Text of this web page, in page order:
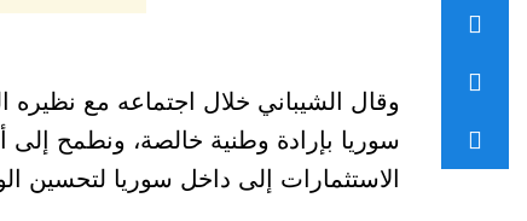
وقال الشيباني خلال اجتماعه مع
سوريا بإرادة وطنية خالصة، ونطمح
الاستثمارات إلى داخل سوريا لتحسين